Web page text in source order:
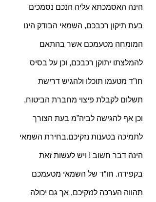
הינה האסמכתא עליה הנכם נסמכים
בעת תיקון רכבכם, השמאי הבודק הינו
המומחה מטעמכם אשר בהתאם
להמלצתו יתוקן רכבכם, וכן על בסיס
חו”ד מטעמו תוכלו ולהגיש דרישת
תשלום לקבלת פיצוי מחברת הביטוח,
וכן אף להגישה לביה”מ בעת הצורך
לתמיכה בטענות נזקיכם.בחירת השמאי
הינה דבר חשוב ! ויש לעשות זאת
בקפידה. חו”ד של השמאי מטעמכם
תהווה הערכה לנזקיכם, אך גם יכולה